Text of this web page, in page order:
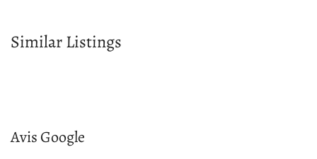
Similar Listings
Avis Google